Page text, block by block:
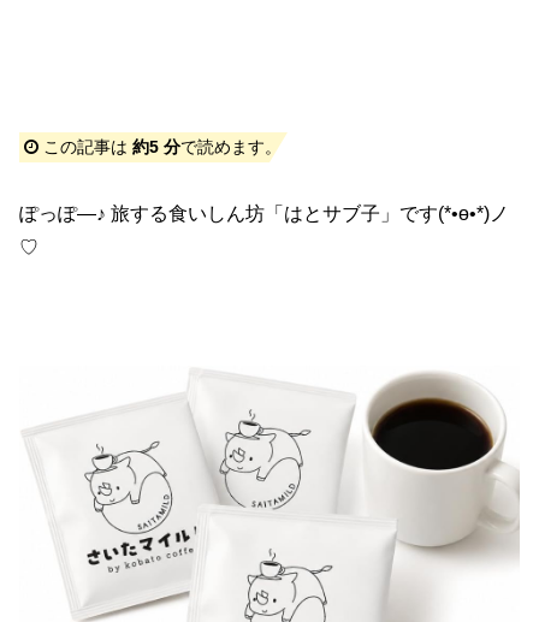
この記事は約5 分で読めます。
ぽっぽ―♪ 旅する食いしん坊「はとサブ子」です(*•ө•*)ノ
♡